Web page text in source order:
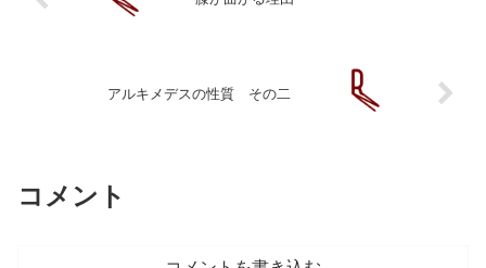
アルキメデスの性質 その二
コメント